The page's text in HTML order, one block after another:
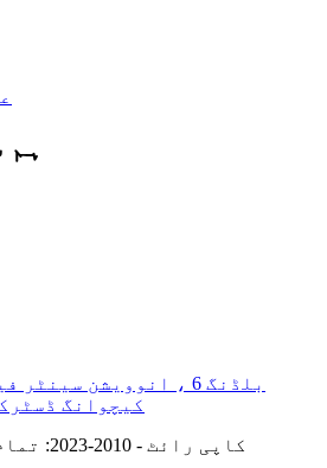
کیچوانگ
© کاپی رائٹ - 2010-2023: تمام حقوق محفوظ ہیں۔